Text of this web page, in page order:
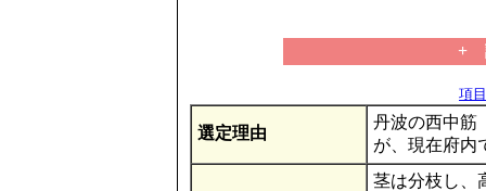
+
項
選定理由
丹波の西中筋
が、現在府内
茎は分枝し、